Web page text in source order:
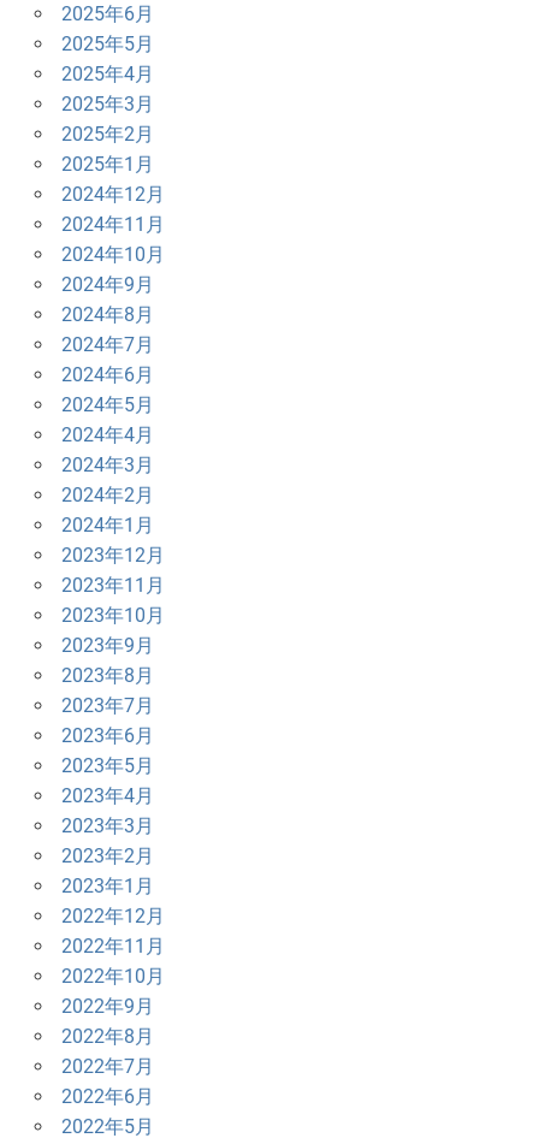
2025年6月
2025年5月
2025年4月
2025年3月
2025年2月
2025年1月
2024年12月
2024年11月
2024年10月
2024年9月
2024年8月
2024年7月
2024年6月
2024年5月
2024年4月
2024年3月
2024年2月
2024年1月
2023年12月
2023年11月
2023年10月
2023年9月
2023年8月
2023年7月
2023年6月
2023年5月
2023年4月
2023年3月
2023年2月
2023年1月
2022年12月
2022年11月
2022年10月
2022年9月
2022年8月
2022年7月
2022年6月
2022年5月